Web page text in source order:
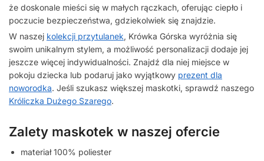
że doskonale mieści się w małych rączkach, oferując ciepło i
poczucie bezpieczeństwa, gdziekolwiek się znajdzie.
W naszej kolekcji przytulanek, Krówka Górska wyróżnia się
swoim unikalnym stylem, a możliwość personalizacji dodaje jej
jeszcze więcej indywidualności. Znajdź dla niej miejsce w
pokoju dziecka lub podaruj jako wyjątkowy prezent dla
noworodka. Jeśli szukasz większej maskotki, sprawdź naszego
Króliczka Dużego Szarego.
Zalety maskotek w naszej ofercie
materiał 100% poliester